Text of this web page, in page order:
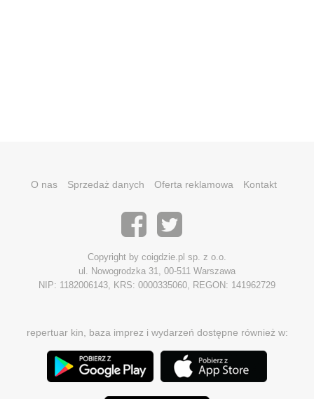
O nas Sprzedaż danych Oferta reklamowa Kontakt
Copyright by coigdzie.pl sp. z o.o.
ul. Nowogrodzka 31, 00-511 Warszawa
NIP: 1182006143, KRS: 0000335060, REGON: 141962729
repertuar kin, baza imprez i wydarzeń dostępne również w: